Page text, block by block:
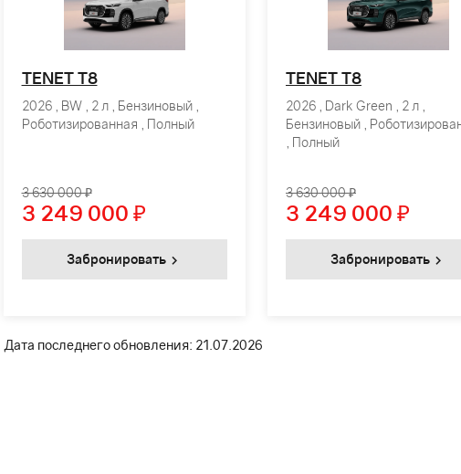
TENET T8
2026 , BW , 2 л , Бензиновый ,
Роботизированная , Полный
3 630 000 ₽
3 249 000 ₽
Забронировать
TENET T8
2026 , Dark Green , 2 л ,
Бензиновый ,
, Полный
3 630 000 ₽
3 249 000 ₽
Забронировать
Дата последнего обновления: 21.07.2026